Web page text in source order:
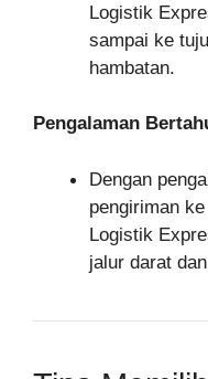
Logistik
sampai ke
hambatan.
Pengalaman
Dengan
pengiriman
Logistik
jalur darat